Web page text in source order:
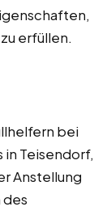
erfüllen.
bei
Teisendorf,
Anstellung